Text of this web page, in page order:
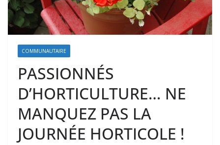
COMMUNAUTAIRE
PASSIONNÉS
D’HORTICULTURE… NE
MANQUEZ PAS LA
JOURNÉE HORTICOLE !